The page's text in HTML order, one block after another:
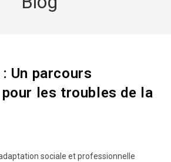
Un parcours
pour les troubles de la
sociale et professionnelle